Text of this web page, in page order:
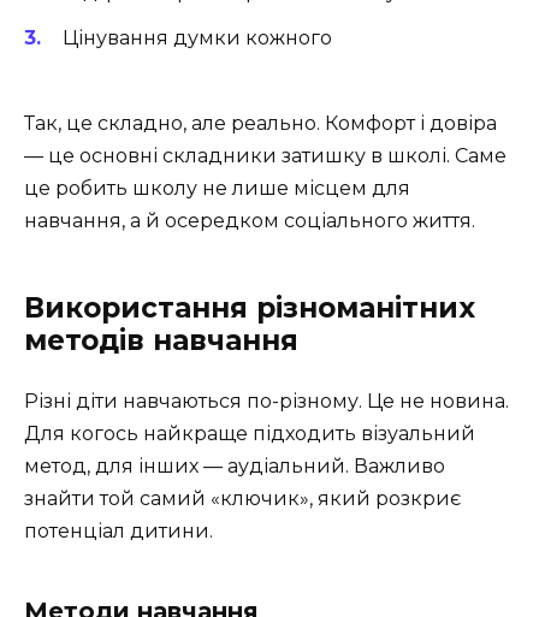
Цінування думки кожного
Так, це складно, але реально. Комфорт і довіра
— це основні складники затишку в школі. Саме
це робить школу не лише місцем для
навчання, а й осередком соціального життя.
Використання різноманітних
методів навчання
Різні діти навчаються по-різному. Це не новина.
Для когось найкраще підходить візуальний
метод, для інших — аудіальний. Важливо
знайти той самий «ключик», який розкриє
потенціал дитини.
Методи навчання